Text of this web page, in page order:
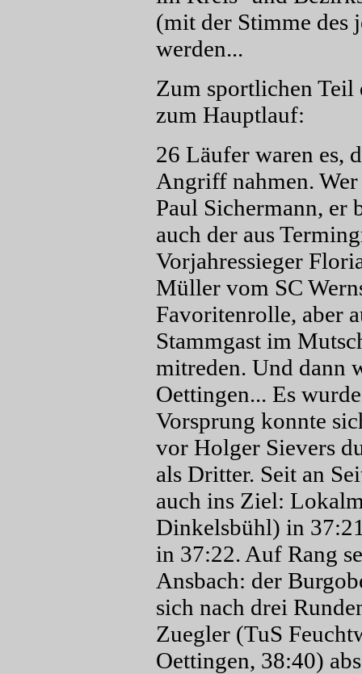
(mit der Stimme des
werden...
Zum sportlichen Teil
zum Hauptlauf:
26 Läufer waren es,
Angriff nahmen.
Paul Sichermann, er
auch der aus
Vorjahressieger
Müller vom SC
Favoritenrolle, aber
Stammgast im
mitreden. Und dann
Oettingen... Es
Vorsprung konnte
vor Holger Sievers
als Dritter. Seit an
auch ins Ziel:
Dinkelsbühl) in
in 37:22. Auf Rang
Ansbach: der
sich nach drei
Zuegler (TuS
Oettingen, 38:40)